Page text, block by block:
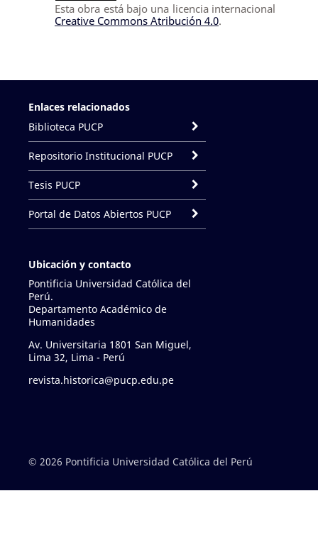
Esta obra está bajo una licencia internacional
Creative Commons Atribución 4.0.
Enlaces relacionados
Biblioteca PUCP
Repositorio Institucional PUCP
Tesis PUCP
Portal de Datos Abiertos PUCP
Ubicación y contacto
Pontificia Universidad Católica del
Perú.
Departamento Académico de
Humanidades
Av. Universitaria 1801 San Miguel,
Lima 32, Lima - Perú
revista.historica@pucp.edu.pe
© 2026 Pontificia Universidad Católica del Perú